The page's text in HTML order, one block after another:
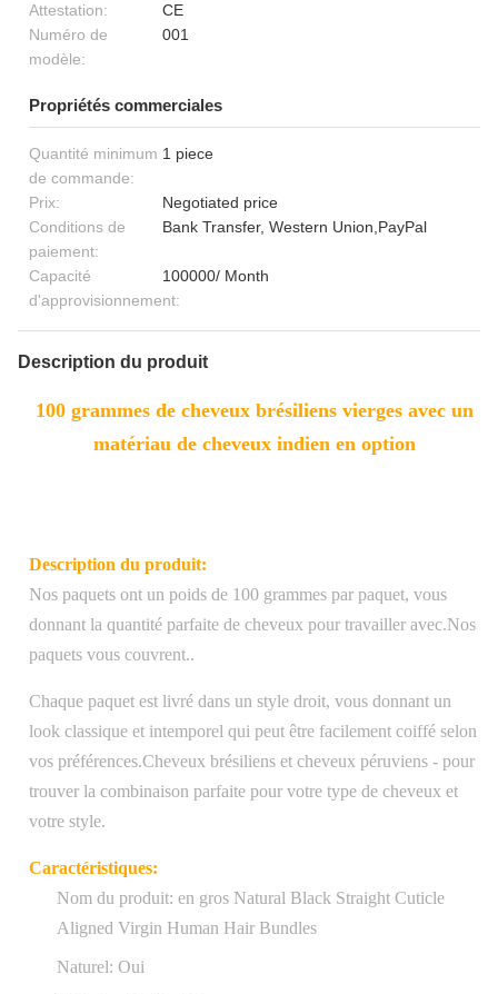
Attestation:
CE
Numéro de
modèle:
001
Propriétés commerciales
Quantité minimum
de commande:
1 piece
Prix:
Negotiated price
Conditions de
paiement:
Bank Transfer, Western Union,PayPal
Capacité
d'approvisionnement:
100000/ Month
Description du produit
100 grammes de cheveux brésiliens vierges avec un
matériau de cheveux indien en option
Description du produit:
Nos paquets ont un poids de 100 grammes par paquet, vous
donnant la quantité parfaite de cheveux pour travailler avec.Nos
paquets vous couvrent..
Chaque paquet est livré dans un style droit, vous donnant un
look classique et intemporel qui peut être facilement coiffé selon
vos préférences.Cheveux brésiliens et cheveux péruviens - pour
trouver la combinaison parfaite pour votre type de cheveux et
votre style.
Caractéristiques:
Nom du produit: en gros Natural Black Straight Cuticle
Aligned Virgin Human Hair Bundles
Naturel: Oui